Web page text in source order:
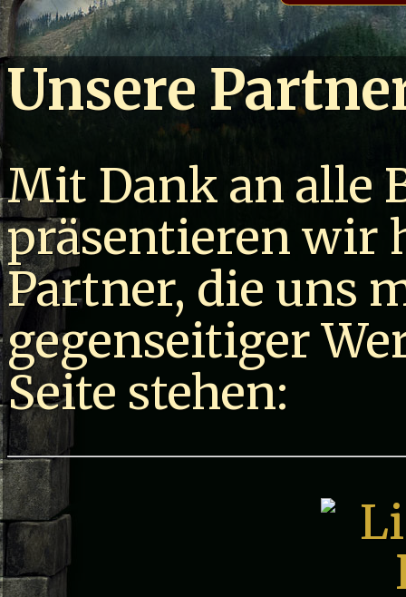
Unsere
Mit Dank an alle
präsentieren wir
Partner, die uns
gegenseitiger
Seite stehen: